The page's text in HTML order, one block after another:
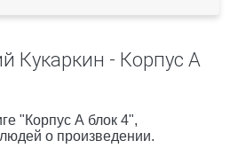
Кукаркин - Корпус А
"Корпус А блок 4",
о произведении.